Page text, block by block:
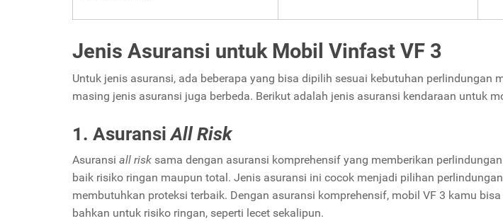
Jenis Asuransi untuk Mobil Vinfast VF 3
Untuk jenis asuransi, ada beberapa yang bisa dipilih sesuai kebutuhan perlindungan
masing jenis asuransi juga berbeda. Berikut adalah jenis asuransi kendaraan untuk
1. AsuransiAll Risk
Asuransi all risk sama dengan asuransi komprehensif yang memberikan
baik risiko ringan maupun total. Jenis asuransi ini cocok menjadi pilihan
membutuhkan proteksi terbaik. Dengan asuransi komprehensif, mobil VF 3 kamu
bahkan untuk risiko ringan, seperti lecet sekalipun.